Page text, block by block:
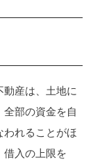
動産は、土地に
部の資金を自
れることがほ
借入の上限を